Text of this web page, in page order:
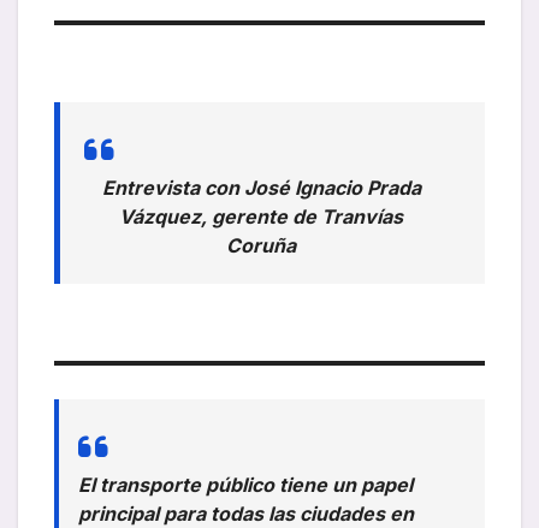
Entrevista con José Ignacio Prada
Vázquez, gerente de Tranvías
Coruña
El transporte público tiene un papel
principal para todas las ciudades en